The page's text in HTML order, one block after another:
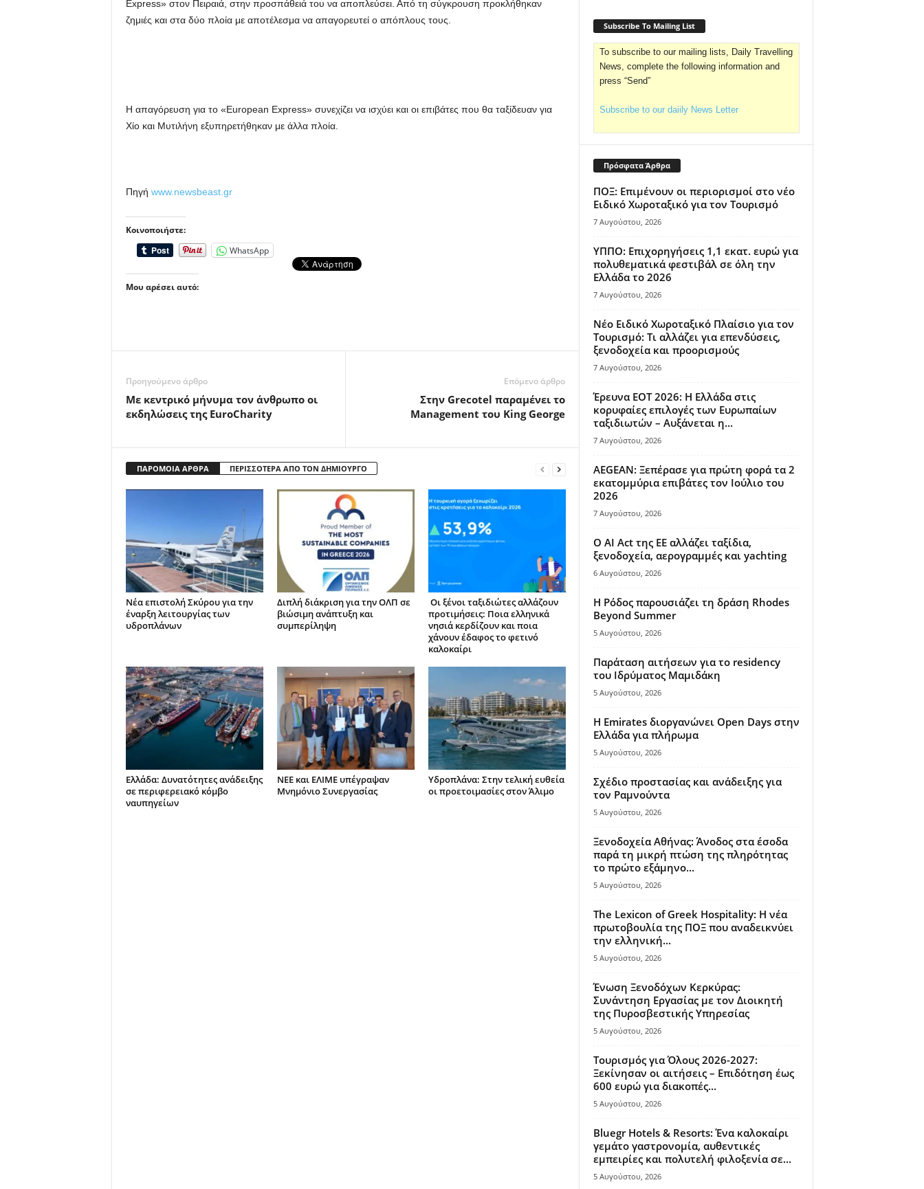
Express» στον Πειραιά, στην προσπάθειά του να αποπλεύσει. Από τη σύγκρουση προκλήθηκαν
ζημιές και στα δύο πλοία με αποτέλεσμα να απαγορευτεί ο απόπλους τους.
Η απαγόρευση για το «European Express» συνεχίζει να ισχύει και οι επιβάτες που θα ταξίδευαν για
Χίο και Μυτιλήνη εξυπηρετήθηκαν με άλλα πλοία.
Πηγή www.newsbeast.gr
Κοινοποιήστε:
WhatsApp
Μου αρέσει αυτό:
Προηγούμενο άρθρο
Με κεντρικό μήνυμα τον άνθρωπο οι
εκδηλώσεις της EuroCharity
Επόμενο άρθρο
Στην Grecotel παραμένει το
Management του King George
ΠΑΡΟΜΟΙΑ ΑΡΘΡΑ ΠΕΡΙΣΣΟΤΕΡΑ ΑΠΟ ΤΟΝ ΔΗΜΙΟΥΡΓΟ
Νέα επιστολή Σκύρου για την
έναρξη λειτουργίας των
υδροπλάνων
Διπλή διάκριση για την ΟΛΠ σε
βιώσιμη ανάπτυξη και
συμπερίληψη
Οι ξένοι ταξιδιώτες αλλάζουν
προτιμήσεις: Ποια ελληνικά
νησιά κερδίζουν και ποια
χάνουν έδαφος το φετινό
καλοκαίρι
Ελλάδα: Δυνατότητες ανάδειξης
σε περιφερειακό κόμβο
ναυπηγείων
ΝΕΕ και ΕΛΙΜΕ υπέγραψαν
Μνημόνιο Συνεργασίας
Υδροπλάνα: Στην τελική ευθεία
οι προετοιμασίες στον Άλιμο
Subscribe To Mailing List
To subscribe to our mailing lists, Daily Travelling
News, complete the following information and
press “Send”
Subscribe to our daiily News Letter
Πρόσφατα Άρθρα
ΠΟΞ: Επιμένουν οι περιορισμοί στο νέο
Ειδικό Χωροταξικό για τον Τουρισμό
7 Αυγούστου, 2026
ΥΠΠΟ: Επιχορηγήσεις 1,1 εκατ. ευρώ για
πολυθεματικά φεστιβάλ σε όλη την
Ελλάδα το 2026
7 Αυγούστου, 2026
Νέο Ειδικό Χωροταξικό Πλαίσιο για τον
Τουρισμό: Τι αλλάζει για επενδύσεις,
ξενοδοχεία και προορισμούς
7 Αυγούστου, 2026
Έρευνα ΕΟΤ 2026: Η Ελλάδα στις
κορυφαίες επιλογές των Ευρωπαίων
ταξιδιωτών – Αυξάνεται η...
7 Αυγούστου, 2026
AEGEAN: Ξεπέρασε για πρώτη φορά τα 2
εκατομμύρια επιβάτες τον Ιούλιο του
2026
7 Αυγούστου, 2026
Ο AI Act της ΕΕ αλλάζει ταξίδια,
ξενοδοχεία, αερογραμμές και yachting
6 Αυγούστου, 2026
Η Ρόδος παρουσιάζει τη δράση Rhodes
Beyond Summer
5 Αυγούστου, 2026
Παράταση αιτήσεων για το residency
του Ιδρύματος Μαμιδάκη
5 Αυγούστου, 2026
Η Emirates διοργανώνει Open Days στην
Ελλάδα για πλήρωμα
5 Αυγούστου, 2026
Σχέδιο προστασίας και ανάδειξης για
τον Ραμνούντα
5 Αυγούστου, 2026
Ξενοδοχεία Αθήνας: Άνοδος στα έσοδα
παρά τη μικρή πτώση της πληρότητας
το πρώτο εξάμηνο...
5 Αυγούστου, 2026
The Lexicon of Greek Hospitality: Η νέα
πρωτοβουλία της ΠΟΞ που αναδεικνύει
την ελληνική...
5 Αυγούστου, 2026
Ένωση Ξενοδόχων Κερκύρας:
Συνάντηση Εργασίας με τον Διοικητή
της Πυροσβεστικής Υπηρεσίας
5 Αυγούστου, 2026
Τουρισμός για Όλους 2026-2027:
Ξεκίνησαν οι αιτήσεις – Επιδότηση έως
600 ευρώ για διακοπές...
5 Αυγούστου, 2026
Bluegr Hotels & Resorts: Ένα καλοκαίρι
γεμάτο γαστρονομία, αυθεντικές
εμπειρίες και πολυτελή φιλοξενία σε...
5 Αυγούστου, 2026